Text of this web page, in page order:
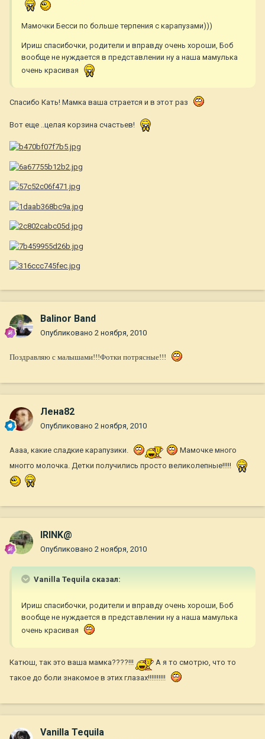
Мамочки Бесси по больше терпения с карапузами)))
Ириш спасибочки, родители и вправду очень хороши, Боб
вообще не нуждается в представлении ну а наша мамулька
очень красивая
Спасибо Кать! Мамка ваша страется и в этот раз
Вот еще ..целая корзина счастьев!
Balinor Band
Опубликовано 2 ноября, 2010
Поздравляю с малышами!!!Фотки потрясные!!!
Лена82
Опубликовано 2 ноября, 2010
Аааа, какие сладкие карапузики.
Мамочке много
многго молочка. Детки получились просто великолепные!!!!!
IRINK@
Опубликовано 2 ноября, 2010
Vanilla Tequila сказал:
Ириш спасибочки, родители и вправду очень хороши, Боб
вообще не нуждается в представлении ну а наша мамулька
очень красивая
Катюш, так это ваша мамка????!!!
А я то смотрю, что то
такое до боли знакомое в этих глазах!!!!!!!!!!
Vanilla Tequila